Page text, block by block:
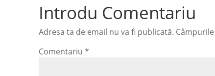
Introdu Comentariu
Adresa ta de email nu va fi publicată.
Comentariu *